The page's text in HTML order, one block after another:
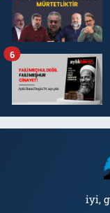
6
iyi,